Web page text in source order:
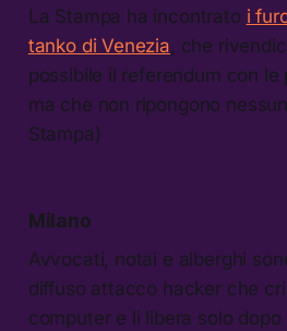
La Stampa ha incontrato i
tanko di Venezia, che
possibile il referendum con
ma che non ripongono
Stampa)
Milano
Avvocati, notai e alberghi
diffuso attacco hacker che
computer e li libera solo